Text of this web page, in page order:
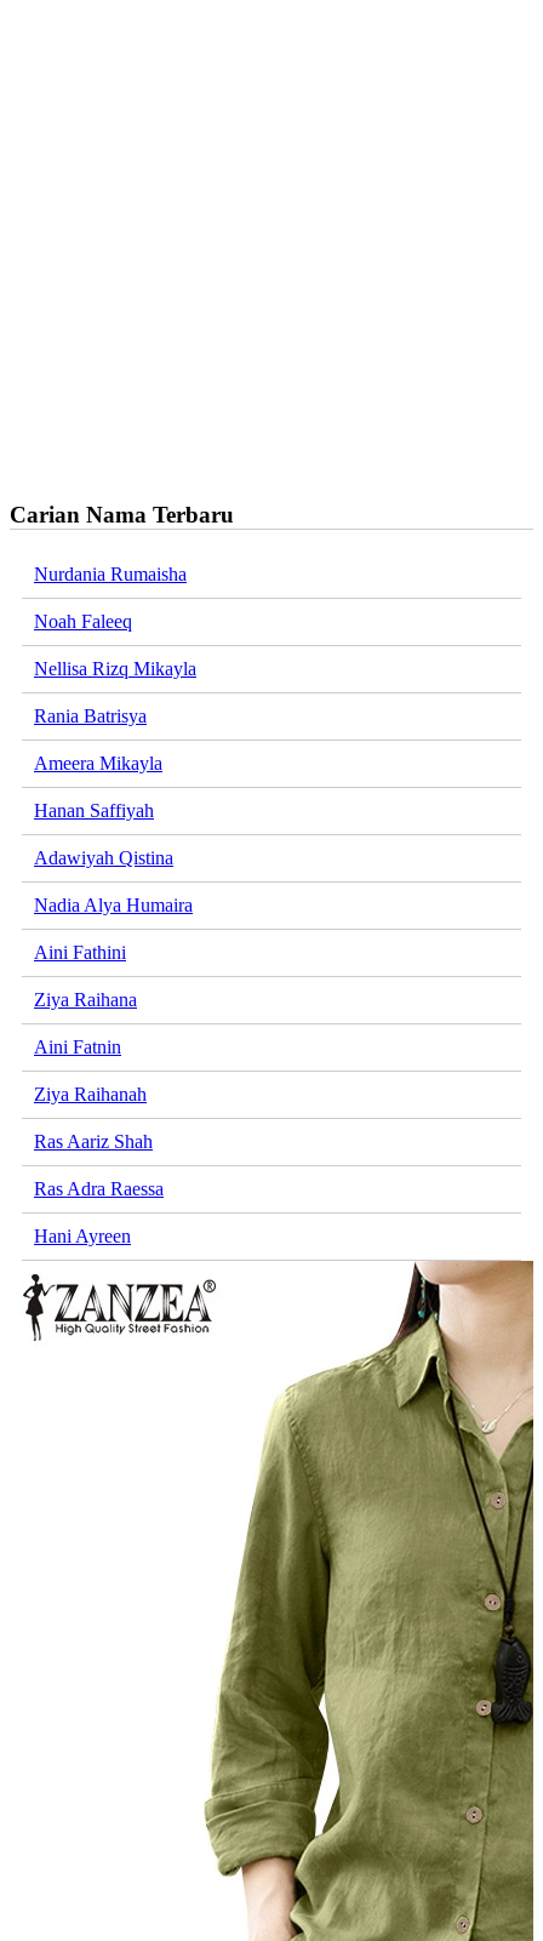
Carian Nama Terbaru
Nurdania Rumaisha
Noah Faleeq
Nellisa Rizq Mikayla
Rania Batrisya
Ameera Mikayla
Hanan Saffiyah
Adawiyah Qistina
Nadia Alya Humaira
Aini Fathini
Ziya Raihana
Aini Fatnin
Ziya Raihanah
Ras Aariz Shah
Ras Adra Raessa
Hani Ayreen